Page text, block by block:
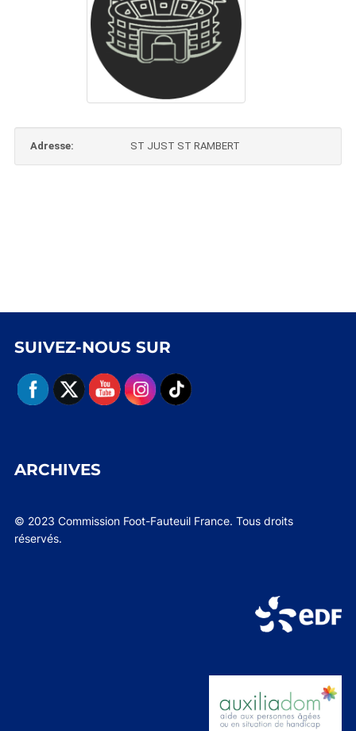
Adresse: ST JUST ST RAMBERT
SUIVEZ-NOUS SUR
ARCHIVES
© 2023 Commission Foot-Fauteuil France. Tous droits
réservés.